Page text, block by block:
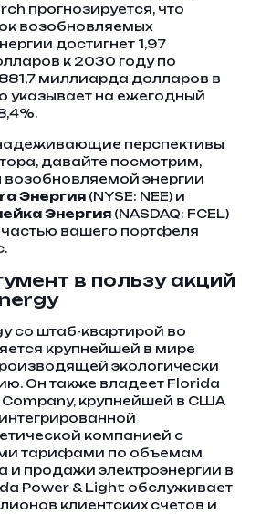
прогнозируется, что
возобновляемых
достигнет 1,97
к 2030 году по
миллиарда долларов в
указывает на ежегодный
перспективы
давайте посмотрим,
возобновляемой энергии
Энергия(NYSE: NEE) и
Энергия (NASDAQ: FCEL)
вашего портфеля
в пользу акций
со штаб-квартирой во
крупнейшей в мире
экологически
Он также владеет Florida
Company, крупнейшей в США
компанией с
тарифами по объемам
и продажи электроэнергии в
Power & Light обслуживает
клиентских счетов и